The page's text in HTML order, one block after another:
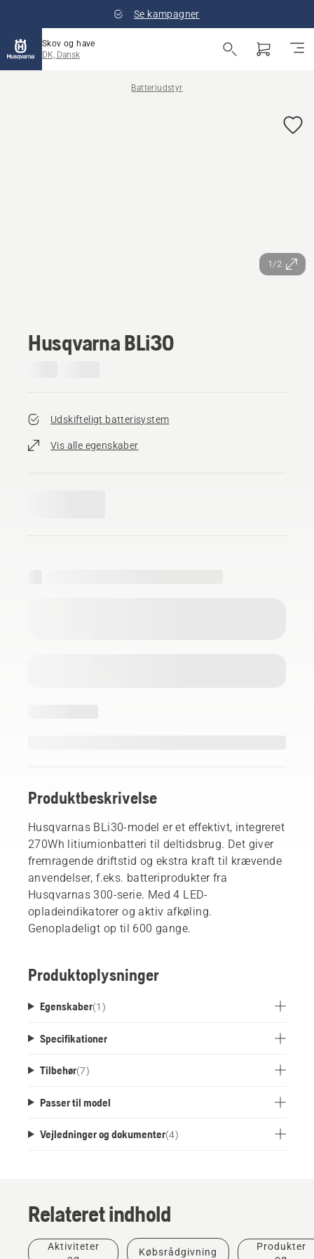
Se kampagner
Skov og have
DK, Dansk
Batteriudstyr
1/2
Husqvarna BLi30
Udskifteligt batterisystem
Vis alle egenskaber
Produktbeskrivelse
Husqvarnas BLi30-model er et effektivt, integreret
270Wh litiumionbatteri til deltidsbrug. Det giver
fremragende driftstid og ekstra kraft til krævende
anvendelser, f.eks. batteriprodukter fra
Husqvarnas 300-serie. Med 4 LED-
opladeindikatorer og aktiv afkøling.
Genopladeligt op til 600 gange.
Produktoplysninger
Egenskaber(1 )
Specifikationer
Tilbehør(7)
Passer til model
Vejledninger og dokumenter(4)
Relateret indhold
Aktiviteter
Købsrådgivning
Produkter